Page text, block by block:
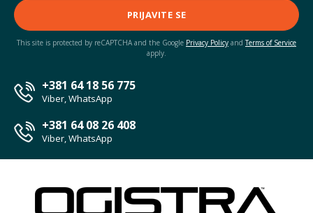
PRIJAVITE SE
This site is protected by reCAPTCHA and the Google Privacy Policy andTerms of Service
apply.
+381 64 18 56 775
Viber, WhatsApp
+381 64 08 26 408
Viber, WhatsApp